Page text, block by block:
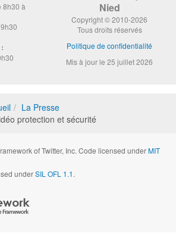
8h30 à
Nied
Copyright © 2010-2026
Tous droits réservés
Politique de confidentialité
Mis à jour le 25 juillet 2026
La Presse
protection et sécurité
of Twitter, Inc. Code licensed underMIT
underSIL OFL 1.1.